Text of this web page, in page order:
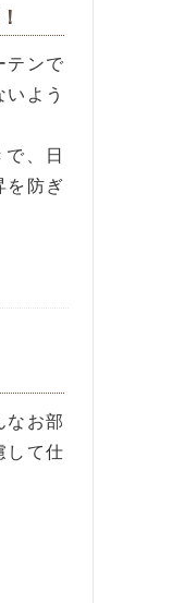
テンで
よう
、日
を防ぎ
なお部
して仕